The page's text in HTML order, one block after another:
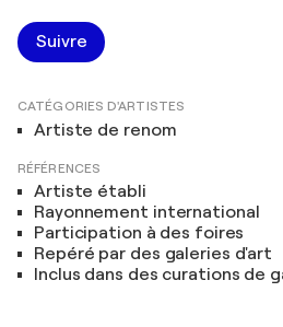
Suivre
CATÉGORIES D'ARTISTES
Artiste de renom
RÉFÉRENCES
Artiste établi
Rayonnement international
Participation à des foires
Repéré par des galeries d'art
Inclus dans des curations de